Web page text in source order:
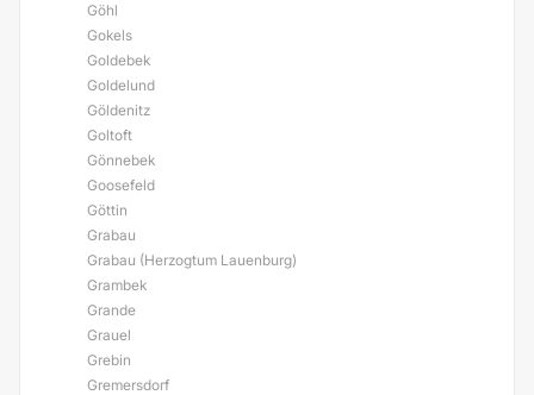
Göhl
Gokels
Goldebek
Goldelund
Göldenitz
Goltoft
Gönnebek
Goosefeld
Göttin
Grabau
Grabau (Herzogtum Lauenburg)
Grambek
Grande
Grauel
Grebin
Gremersdorf